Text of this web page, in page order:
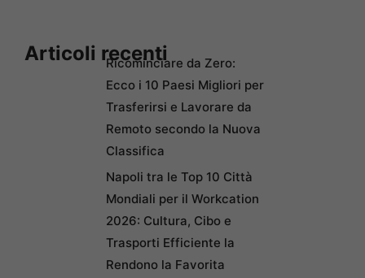
Articoli recentiRicominciare da Zero:
Ecco i 10 Paesi Migliori per
Trasferirsi e Lavorare da
Remoto secondo la Nuova
Classifica
Napoli tra le Top 10 Città
Mondiali per il Workcation
2026: Cultura, Cibo e
Trasporti Efficiente la
Rendono la Favorita